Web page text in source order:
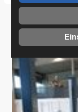
Bilder
2
0